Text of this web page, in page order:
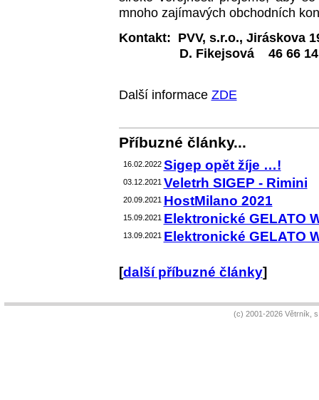
mnoho zajímavých obchodních
Kontakt: PVV, s.r.o., Jiráskova
D. Fikejsová 46 66 14
Další informace ZDE
Příbuzné články...
16.02.2022 Sigep opět žíje …!
03.12.2021 Veletrh SIGEP - Rimini
20.09.2021 HostMilano 2021
15.09.2021 Elektronické GELATO
13.09.2021 Elektronické GELATO
[další příbuzné články]
(c) 2001-2026 Větrník,